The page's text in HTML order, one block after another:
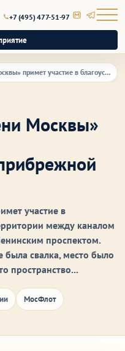
+7 (495) 477-51-97
ФГУП «Канал имени Москвы» примет участие в благоустройстве прибрежной территории
Москвы»
участие в
между каналом
проспектом.
была свалка, место было
пространство...
МосФлот